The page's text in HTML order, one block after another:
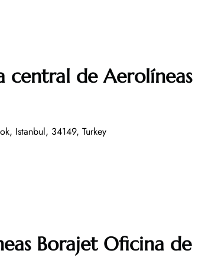
central de Aerolíneas
Istanbul, 34149, Turkey
Borajet Oficina de